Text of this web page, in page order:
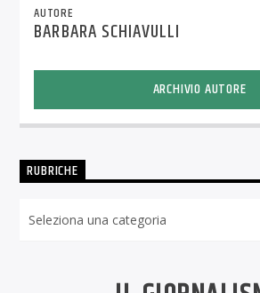
AUTORE
BARBARA SCHIAVULLI
ARCHIVIO AUTORE
RUBRICHE